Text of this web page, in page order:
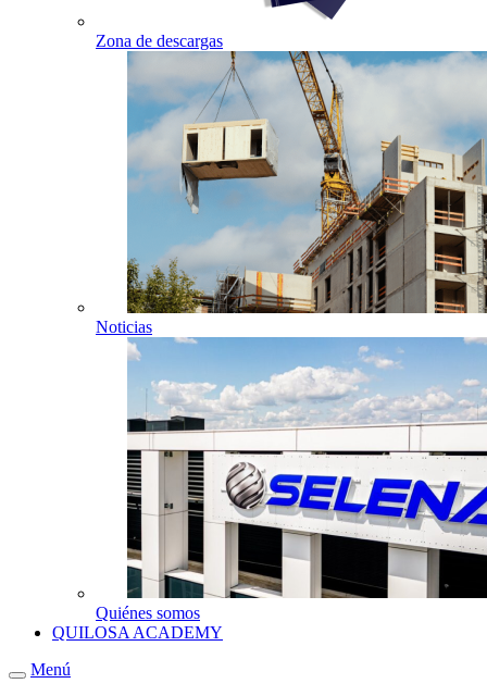
Zona de descargas
Noticias
Quiénes somos
QUILOSA ACADEMY
Menú